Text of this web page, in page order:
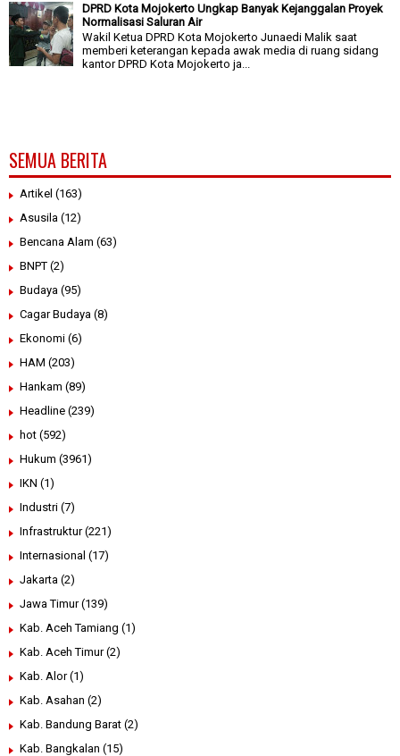
DPRD Kota Mojokerto Ungkap Banyak Kejanggalan Proyek
Normalisasi Saluran Air
Wakil Ketua DPRD Kota Mojokerto Junaedi Malik saat
memberi keterangan kepada awak media di ruang sidang
kantor DPRD Kota Mojokerto ja...
SEMUA BERITA
Artikel (163)
Asusila (12)
Bencana Alam (63)
BNPT (2)
Budaya (95)
Cagar Budaya (8)
Ekonomi (6)
HAM (203)
Hankam (89)
Headline (239)
hot (592)
Hukum (3961)
IKN (1)
Industri (7)
Infrastruktur (221)
Internasional (17)
Jakarta (2)
Jawa Timur (139)
Kab. Aceh Tamiang (1)
Kab. Aceh Timur (2)
Kab. Alor (1)
Kab. Asahan (2)
Kab. Bandung Barat (2)
Kab. Bangkalan (15)